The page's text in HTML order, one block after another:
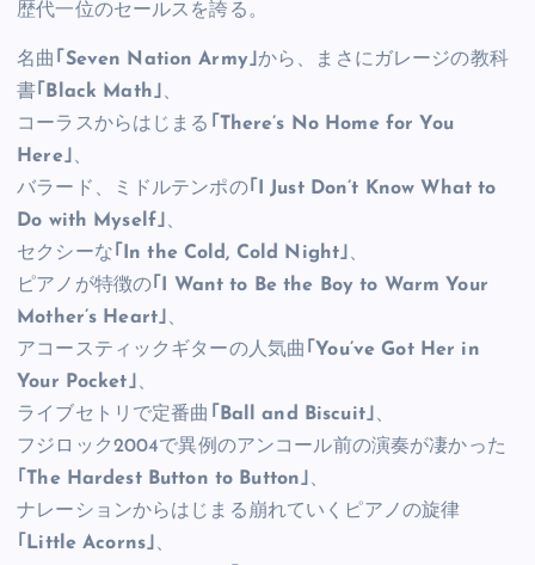
歴代一位のセールスを誇る。
名曲 ｢Seven Nation Army｣から、まさにガレージの教科
書｢Black Math｣ 、
コーラスからはじまる ｢There’s No Home for You
Here｣ 、
バラード、ミドルテンポの｢I Just Don’t Know What to
Do with Myself｣ 、
セクシーな｢In the Cold, Cold Night｣ 、
ピアノが特徴の｢I Want to Be the Boy to Warm Your
Mother’s Heart｣ 、
アコースティックギターの人気曲 ｢You’ve Got Her in
Your Pocket｣ 、
ライブセトリで定番曲 ｢Ball and Biscuit｣ 、
フジロック2004で異例のアンコール前の演奏が凄かった
｢The Hardest Button to Button｣ 、
ナレーションからはじまる崩れていくピアノの旋律
｢Little Acorns｣ 、